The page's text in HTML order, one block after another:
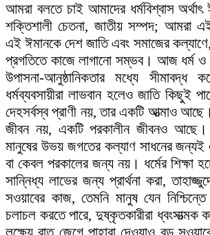
আমরা বলতে চাই আমাদের ধর্মবিশ্বাস
শক্তিশালী চেতনা, জাতীয় সম্পদ; আমরা
এই ঈমানকে দেশ জাতি এবং সমাজের
প্রগতিতে কাজে লাগানো সম্ভব। আজ ধর্ম ও
উপাসনা-আনুষ্ঠানিকতার মধ্যে সীমাবদ্ধ
ধর্মব্যবসায়ীরা লাভবান হলেও জাতি কিছুই
দেহসর্বস্ব প্রাণী নয়, তার একটি আত্মাও
জীবন নয়, একটি পরকালীন জীবনও
মানুষের উভয় জগতের কল্যাণ সাধনের জন্যই
বা কেবল পরকালের জন্য নয়। ধর্মের শিক্ষা
সান্নিধ্য লাভের জন্য প্রার্থনা করা,
সওয়াবের কাজ, তেমনি মানুষ যেন নিশ্চিন্তে
চলাচল করতে পারে, দুষ্কৃতকারীরা ধ্বংসাত্মক